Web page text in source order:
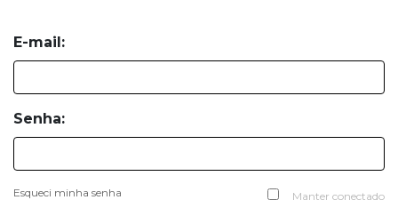
E-mail:
Senha:
Esqueci minha senha Manter conectado